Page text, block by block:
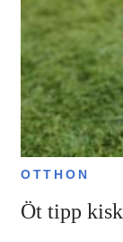
OTTHON
Öt tipp